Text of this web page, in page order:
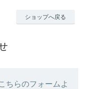
ショップへ戻る
ちらのフォームよ